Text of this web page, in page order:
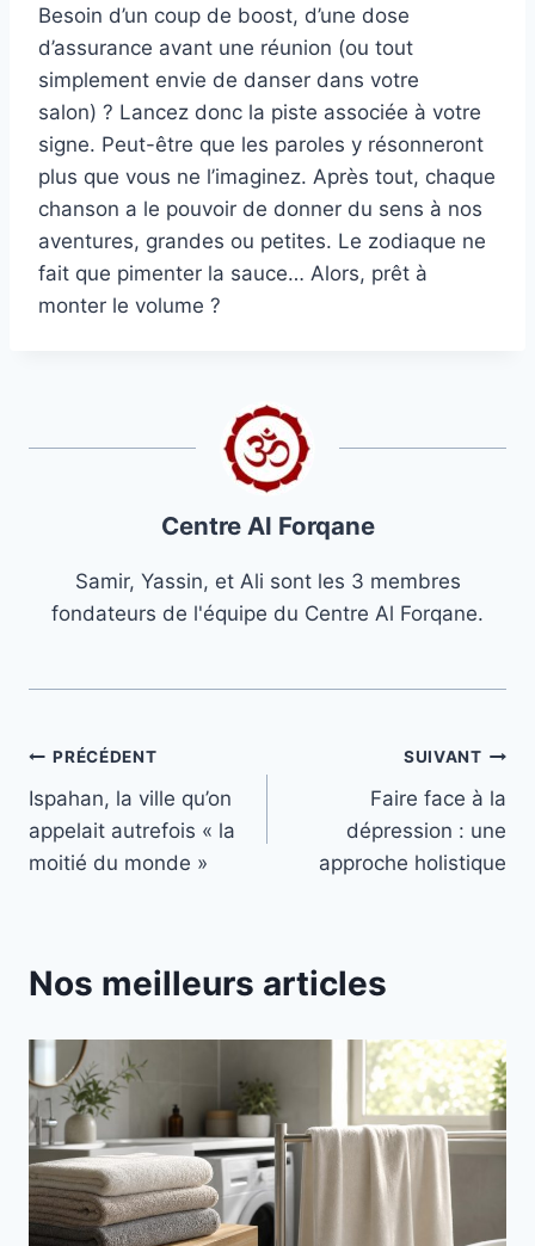
Besoin d’un coup de boost, d’une dose
d’assurance avant une réunion (ou tout
simplement envie de danser dans votre
salon) ? Lancez donc la piste associée à votre
signe. Peut-être que les paroles y résonneront
plus que vous ne l’imaginez. Après tout, chaque
chanson a le pouvoir de donner du sens à nos
aventures, grandes ou petites. Le zodiaque ne
fait que pimenter la sauce… Alors, prêt à
monter le volume ?
Centre Al Forqane
Samir, Yassin, et Ali sont les 3 membres
fondateurs de l'équipe du Centre Al Forqane.
Navigation
de
l’article
PRÉCÉDENT
Ispahan, la ville qu’on
appelait autrefois « la
moitié du monde »
SUIVANT
Faire face à la
dépression : une
approche holistique
Nos meilleurs articles